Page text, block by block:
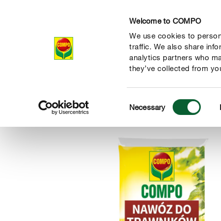
Welcome to COMPO
We use cookies to
traffic. We also share
analytics partners who
they’ve collected from
Selection
Necessary
Produkty
COMPOProdukty Pielęgnacja trawnika Nawożenie trawnika